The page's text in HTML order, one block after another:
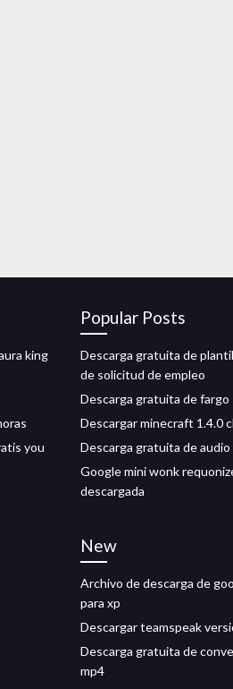
king
you
Popular Posts
Descarga gratuita de
de solicitud de empleo
Descarga gratuita de fargo
Descargar minecraft 1.4.0
Descarga gratuita de audio
Google mini wonk
descargada
New
Archivo de descarga de
para xp
Descargar teamspeak
Descarga gratuita de
mp4